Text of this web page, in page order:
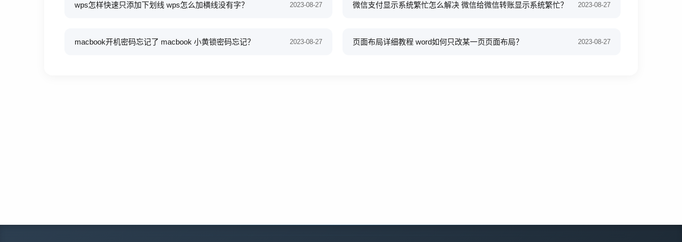
wps怎样快速只添加下划线 wps怎么加横线没有字？ 2023-08-27 微信支付显示系统繁忙怎么解决 微信给微信转账显示系统繁忙？ 2023-08-27
macbook开机密码忘记了 macbook 小黄锁密码忘记？ 2023-08-27 页面布局详细教程 word如何只改某一页页面布局？ 2023-08-27